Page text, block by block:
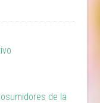
de la